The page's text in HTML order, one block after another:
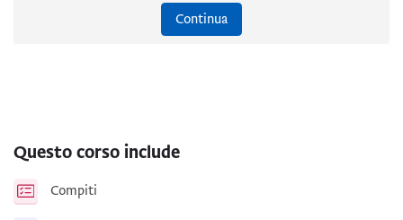
Continua
Questo corso include
Compiti